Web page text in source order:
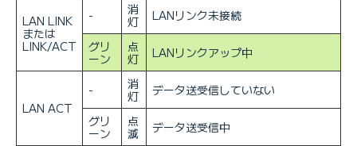
LAN LINK
または
LINK/ACT
-
消
灯
LANリンク未接続
グリ
ーン
点
灯
LANリンクアップ中
LAN ACT
-
消
灯
データ送受信していない
グリ
ーン
点
滅
データ送受信中